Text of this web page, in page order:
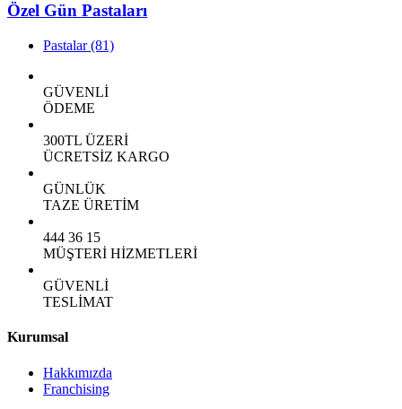
Özel Gün Pastaları
Pastalar(81)
GÜVENLİ
ÖDEME
300TL ÜZERİ
ÜCRETSİZ KARGO
GÜNLÜK
TAZE ÜRETİM
444 36 15
MÜŞTERİ HİZMETLERİ
GÜVENLİ
TESLİMAT
Kurumsal
Hakkımızda
Franchising